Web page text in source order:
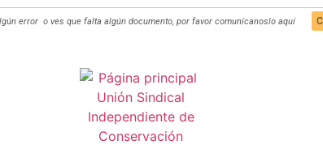
error o ves que falta algún documento, por favor comunícanoslo aquí